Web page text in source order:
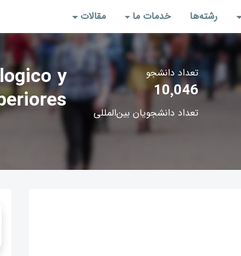
رشته‌‌ها خدمات ما مقالات
تعداد دانشجو
10٬046
تعداد دانشجویان بین‌المللی
y